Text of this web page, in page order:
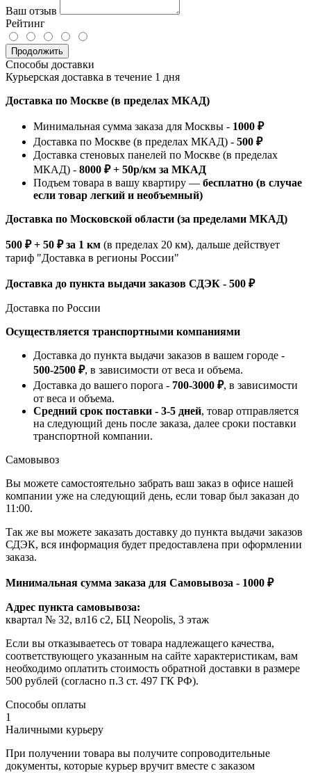
Ваш отзыв
Рейтинг
Продолжить
Способы доставки
Курьерская доставка в течение 1 дня
Доставка по Москве (в пределах МКАД)
Минимальная сумма заказа для Москвы - 1000 ₽
Доставка по Москве (в пределах МКАД) - 500 ₽
Доставка стеновых панелей по Москве (в пределах
МКАД) - 8000 ₽ + 50р/км за МКАД
Подъем товара в вашу квартиру — бесплатно (в случае
если товар легкий и необъемный)
Доставка по Московской области (за пределами МКАД)
500 ₽ + 50 ₽ за 1 км (в пределах 20 км), дальше действует
тариф "Доставка в регионы России"
Доставка до пункта выдачи заказов СДЭК - 500 ₽
Доставка по России
Осуществляется транспортными компаниями
Доставка до пункта выдачи заказов в вашем городе -
500-2500 ₽, в зависимости от веса и объема.
Доставка до вашего порога - 700-3000 ₽, в зависимости
от веса и объема.
Средний срок поставки - 3-5 дней, товар отправляется
на следующий день после заказа, далее сроки поставки
транспортной компании.
Самовывоз
Вы можете самостоятельно забрать ваш заказ в офисе нашей
компании уже на следующий день, если товар был заказан до
11:00.
Так же вы можете заказать доставку до пункта выдачи заказов
СДЭК, вся информация будет предоставлена при оформлении
заказа.
Минимальная сумма заказа для Самовывоза - 1000 ₽
Адрес пункта самовывоза:
квартал № 32, вл16 с2, БЦ Neopolis, 3 этаж
Если вы отказываетесь от товара надлежащего качества,
соответствующего указанным на сайте характеристикам, вам
необходимо оплатить стоимость обратной доставки в размере
500 рублей (согласно п.3 ст. 497 ГК РФ).
Способы оплаты
1
Наличными курьеру
При получении товара вы получите сопроводительные
документы, которые курьер вручит вместе с заказом